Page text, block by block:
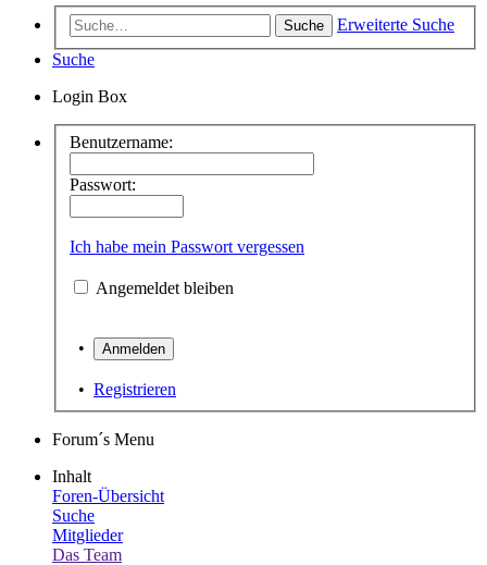
Suche
Erweiterte Suche
Suche
Login Box
Benutzername:
Passwort:
Ich habe mein Passwort vergessen
Angemeldet bleiben
•
• Registrieren
Forum´s Menu
Inhalt
Foren-Übersicht
Suche
Mitglieder
Das Team